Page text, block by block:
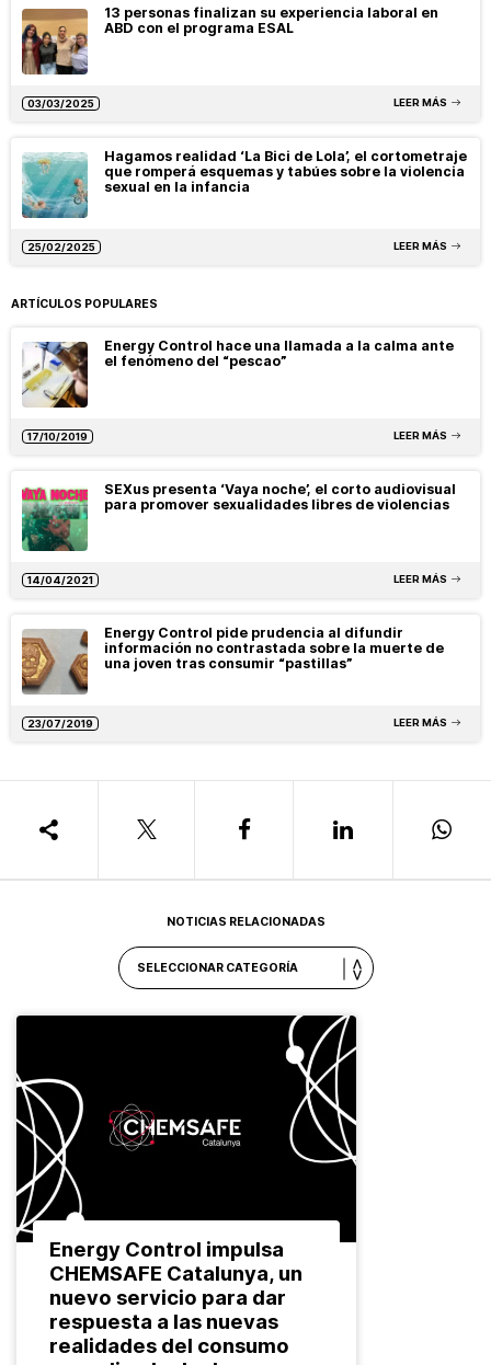
13 personas finalizan su experiencia laboral en
ABD con el programa ESAL
03/03/2025 LEER MÁS
Hagamos realidad ‘La Bici de Lola’, el cortometraje
que romperá esquemas y tabúes sobre la violencia
sexual en la infancia
25/02/2025 LEER MÁS
ARTÍCULOS POPULARES
Energy Control hace una llamada a la calma ante
el fenómeno del “pescao”
17/10/2019 LEER MÁS
SEXus presenta ‘Vaya noche’, el corto audiovisual
para promover sexualidades libres de violencias
14/04/2021 LEER MÁS
Energy Control pide prudencia al difundir
información no contrastada sobre la muerte de
una joven tras consumir “pastillas”
23/07/2019 LEER MÁS
NOTICIAS RELACIONADAS
Energy Control impulsa
CHEMSAFE Catalunya, un
nuevo servicio para dar
respuesta a las nuevas
realidades del consumo